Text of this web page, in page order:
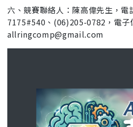
六、競賽聯絡人：陳高偉先生，
7175#540、 (06)205-0782，電子
allringcomp@gmail.com